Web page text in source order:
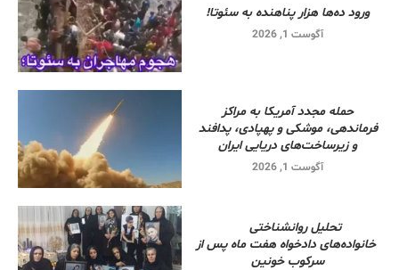
ورود ده‌ها هزار پناهنده به سئوتا!
آگوست 1, 2026
حمله مجدد آمریکا به مراکز
فرماندهی، موشکی و پهپادی، پدافند
و زیرساخت‌های دریایی ایران
آگوست 1, 2026
تحلیل روانشناختی
خانواده‌های دادخواه هفت ماه پس از
سرکوب خونین